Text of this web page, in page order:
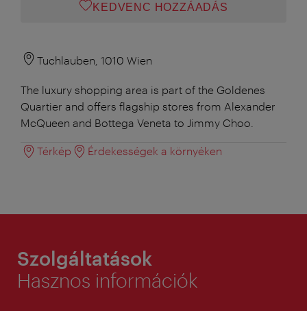
KEDVENC HOZZÁADÁS
Tuchlauben, 1010 Wien
The luxury shopping area is part of the Goldenes
Quartier and offers flagship stores from Alexander
McQueen and Bottega Veneta to Jimmy Choo.
Térkép Érdekességek a környéken
Szolgáltatások
Hasznos információk